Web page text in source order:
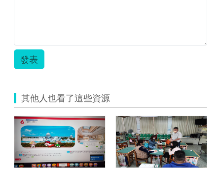
案.pdf
發表
其他人也看了這些資源